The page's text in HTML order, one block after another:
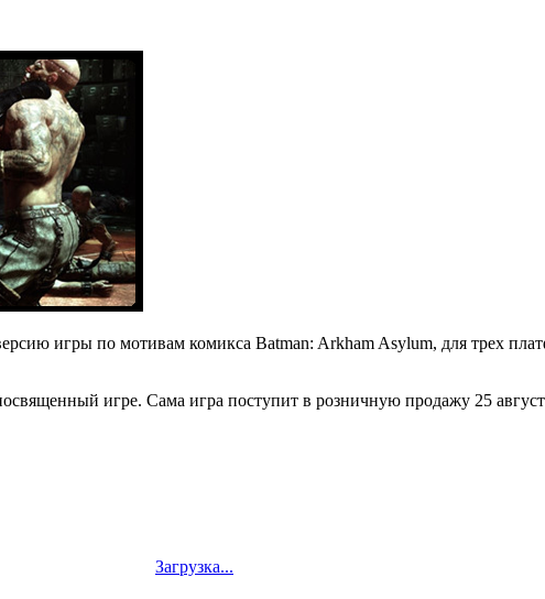
игры по мотивам комикса Batman: Arkham Asylum, для трех
игре. Сама игра поступит в розничную продажу 25
Загрузка...